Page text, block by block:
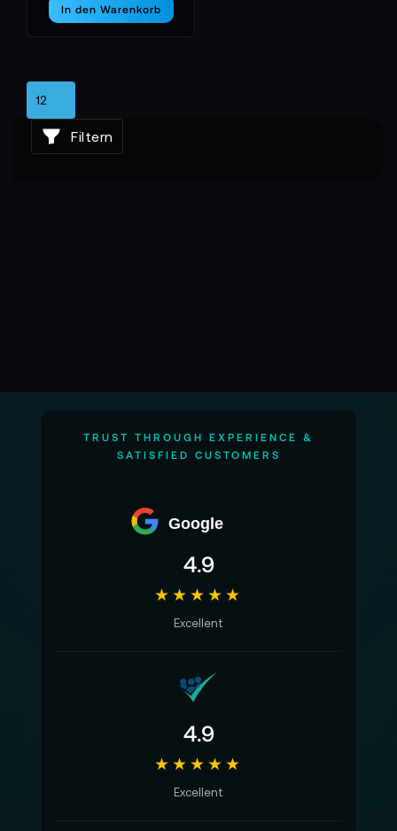
In den Warenkorb
Filtern
TRUST THROUGH EXPERIENCE &
SATISFIED CUSTOMERS
Google
4.9
★★★★★
Excellent
4.9
★★★★★
Excellent